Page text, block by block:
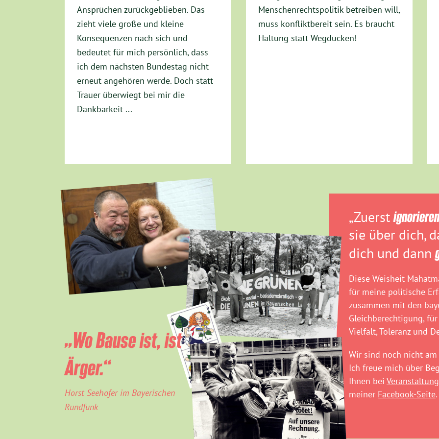
Ansprüchen zurückgeblieben. Das
zieht viele große und kleine
Konsequenzen nach sich und
bedeutet für mich persönlich, dass
ich dem nächsten Bundestag nicht
erneut angehören werde. Doch statt
Trauer überwiegt bei mir die
Dankbarkeit ...
Menschenrechtspolitik betreiben will,
muss konfliktbereit sein. Es braucht
Haltung statt Wegducken!
„Zuerstignorieren
sie über dich,
dich und dann
Diese Weisheit
für meine politische
zusammen mit den
Gleichberechtigung,
Vielfalt, Toleranz und
Wir sind noch nicht
Ich freue mich über
Ihnen bei
meiner Facebook-Seite.
„Wo Bause ist, ist
Ärger.“
Horst Seehofer im Bayerischen
Rundfunk